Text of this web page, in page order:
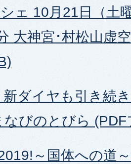
ェ 10月21日（土
大神宮･村松山虚
新ダイヤも引き続
なびのとびら
～国体への道